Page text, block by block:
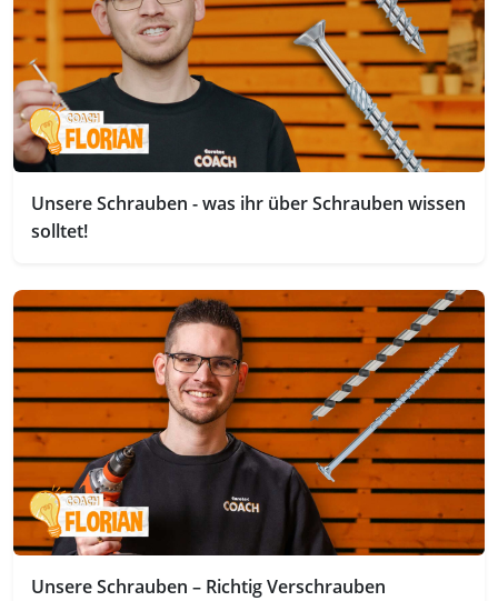
Unsere Schrauben - was ihr über Schrauben wissen
solltet!
Unsere Schrauben – Richtig Verschrauben